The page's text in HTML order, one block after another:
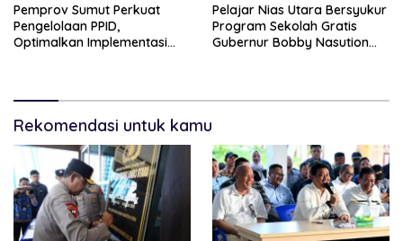
Pemprov Sumut Perkuat
Pengelolaan PPID,
Optimalkan Implementasi
Pelajar Nias Utara Bersyukur
Program Sekolah Gratis
Gubernur Bobby Nasution
Rekomendasi untuk kamu